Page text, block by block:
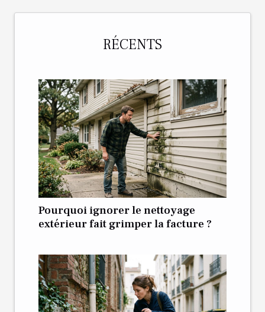
RÉCENTS
Pourquoi ignorer le nettoyage
extérieur fait grimper la facture ?